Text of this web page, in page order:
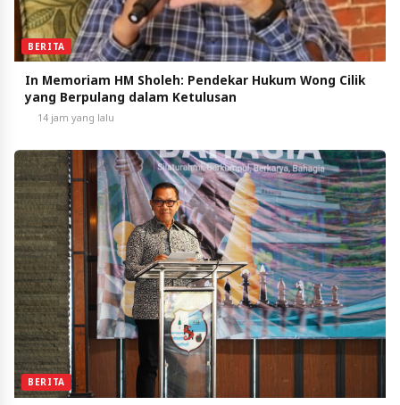
BERITA
In Memoriam HM Sholeh: Pendekar Hukum Wong Cilik
yang Berpulang dalam Ketulusan
14 jam yang lalu
BERITA